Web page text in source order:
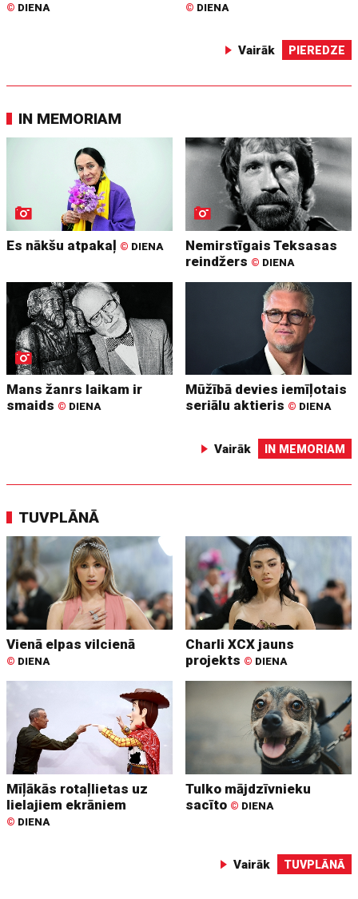
© DIENA © DIENA
Vairāk PIEREDZE
IN MEMORIAM
Es nākšu atpakaļ © DIENA
Nemirstīgais Teksasas
reindžers © DIENA
Mans žanrs laikam ir
smaids © DIENA
Mūžībā devies iemīļotais
seriālu aktieris © DIENA
Vairāk IN MEMORIAM
TUVPLĀNĀ
Vienā elpas vilcienā
© DIENA
Charli XCX jauns
projekts © DIENA
Mīļākās rotaļlietas uz
lielajiem ekrāniem
© DIENA
Tulko mājdzīvnieku
sacīto © DIENA
Vairāk TUVPLĀNĀ